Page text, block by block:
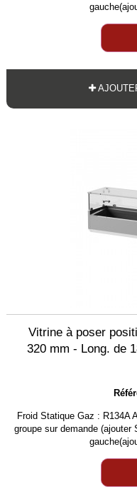
Vitrine à poser
320 mm - Long. de
Froid Statique Gaz : R134A
groupe sur demande (ajouter